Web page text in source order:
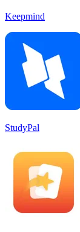
Keepmind
StudyPal